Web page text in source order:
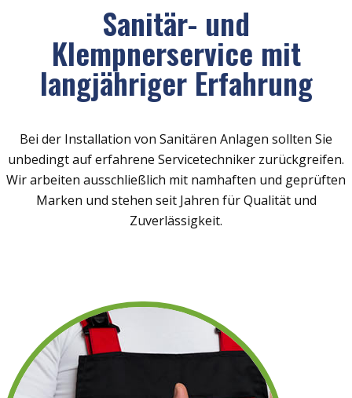
Sanitär- und
Klempnerservice mit
langjähriger Erfahrung
Bei der Installation von Sanitären Anlagen sollten Sie
unbedingt auf erfahrene Servicetechniker zurückgreifen.
Wir arbeiten ausschließlich mit namhaften und geprüften
Marken und stehen seit Jahren für Qualität und
Zuverlässigkeit.